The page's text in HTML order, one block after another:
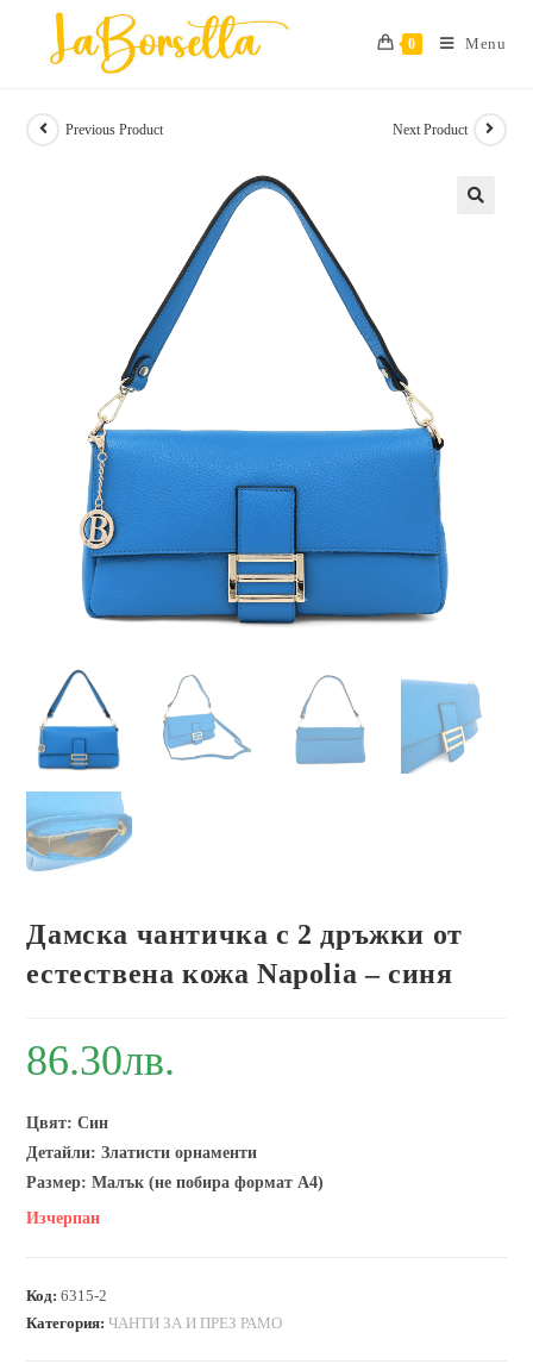
0 Menu
Previous Product Next Product
Дамска чантичка с 2 дръжки от
естествена кожа Napolia – синя
86.30лв.
Цвят: Син
Детайли: Златисти орнаменти
Размер: Малък (не побира формат А4)
Изчерпан
Код:6315-2
Категория:ЧАНТИ ЗА И ПРЕЗ РАМО